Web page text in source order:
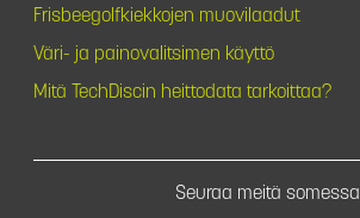
Frisbeegolfkiekkojen muovilaadut
Väri- ja painovalitsimen käyttö
Mitä TechDiscin heittodata tarkoittaa?
Seuraa meitä somessa